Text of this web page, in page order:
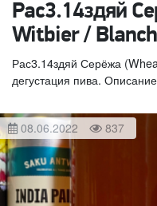
Рас3.14здяй
Witbier /
Рас3.14здяй Серёжа
дегустация пива.
08.06.2022 837